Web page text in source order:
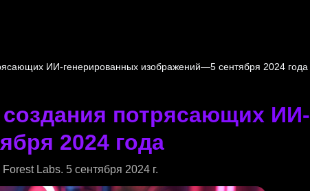
ИИ-генерированных изображений—5 сентября 2024 года
потрясающих ИИ-
2024 года
Labs. 5 сентября 2024 г.